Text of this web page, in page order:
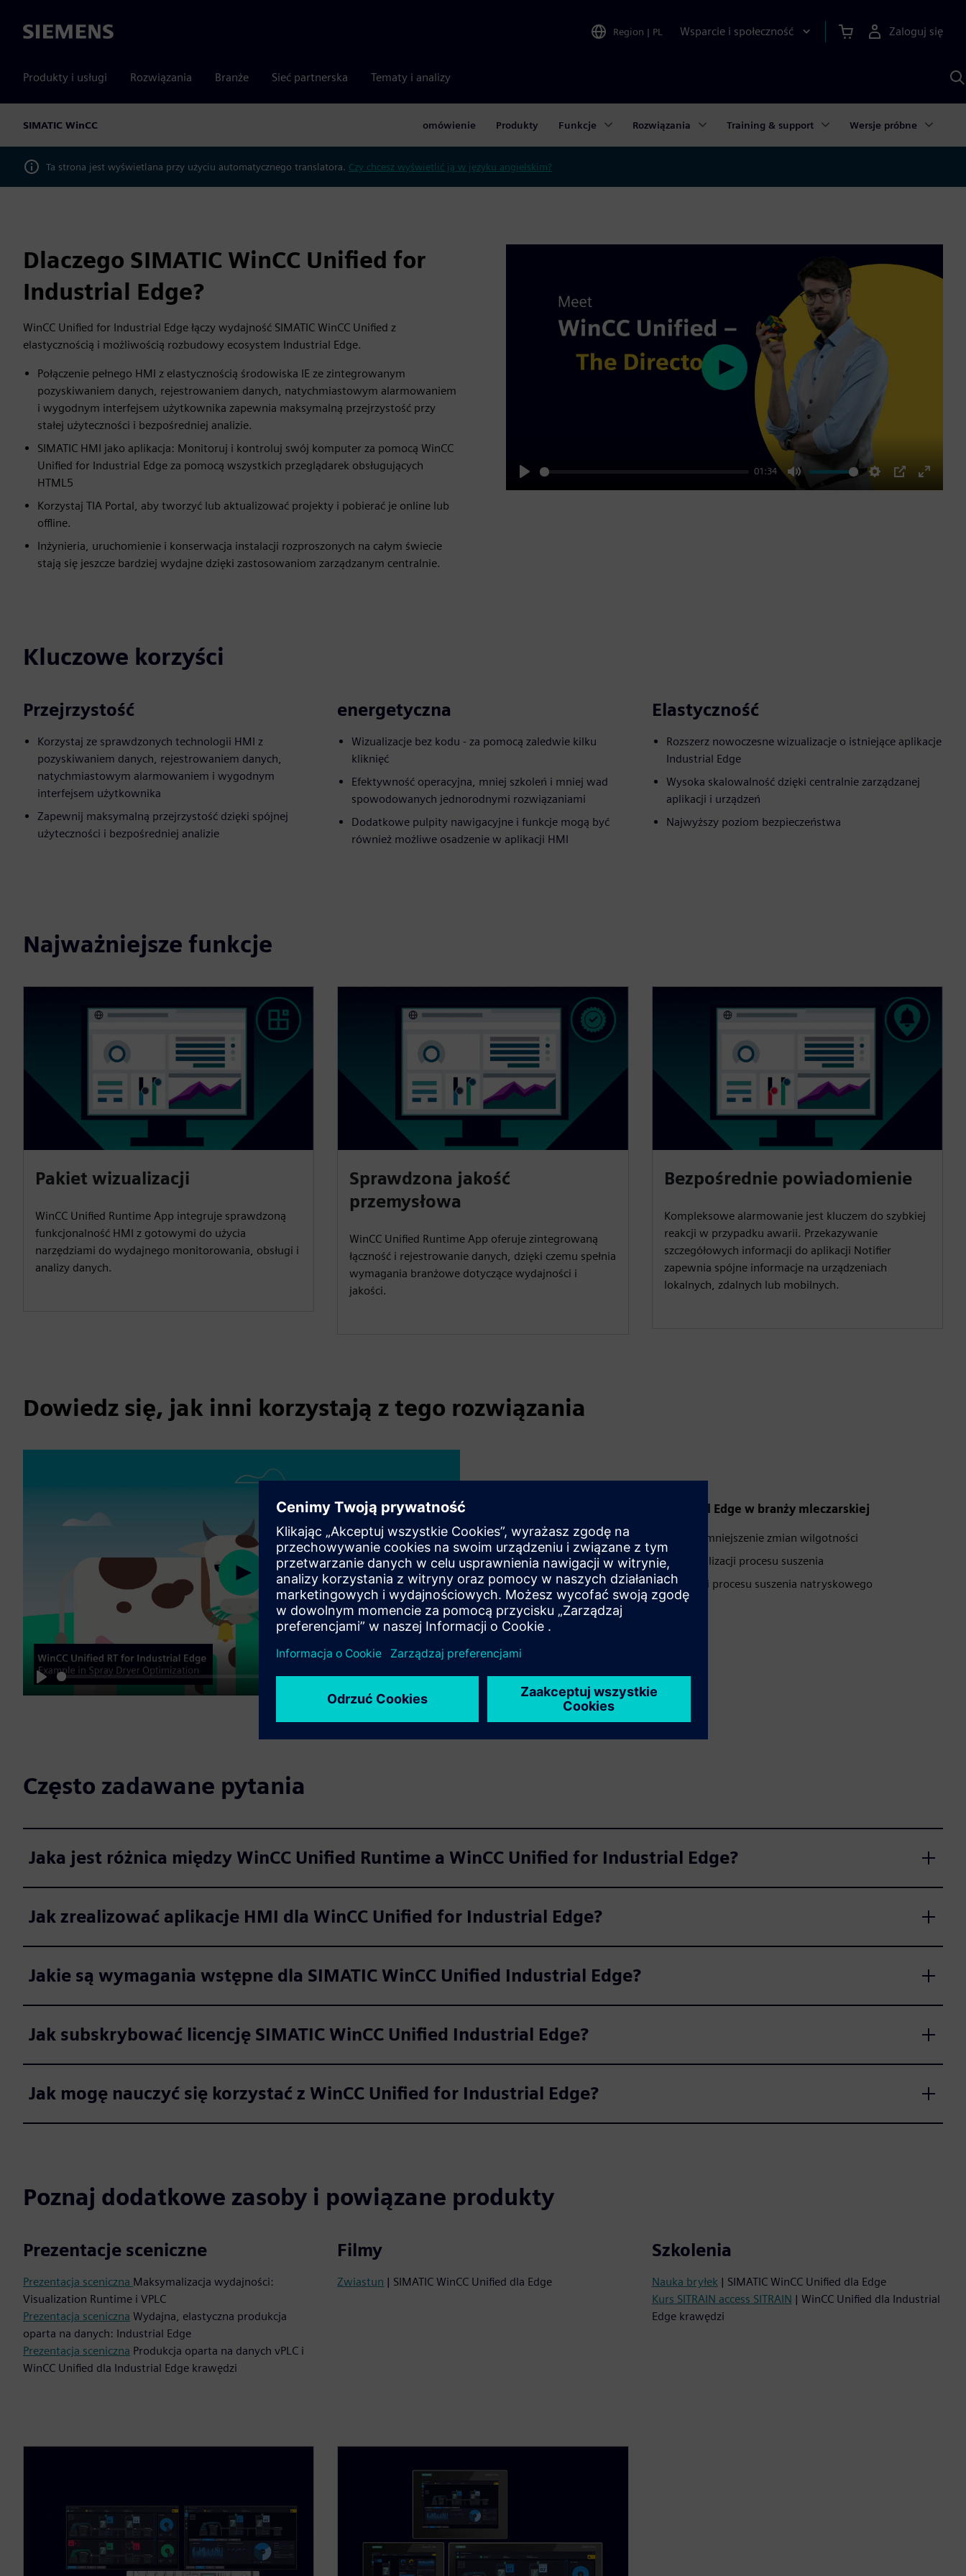
Siemens Region | PL Wsparcie i społeczność Zaloguj się
Produkty i usługi Rozwiązania Branże Sieć partnerska Tematy i analizy
SIMATIC WinCC omówienie Produkty Funkcje Rozwiązania Training & support Wersje próbne
Ta strona jest wyświetlana przy użyciu automatycznego translatora. Czy chcesz wyświetlić ją w języku angielskim?
Dlaczego SIMATIC WinCC Unified for
Industrial Edge?
WinCC Unified for Industrial Edge łączy wydajność SIMATIC WinCC Unified z
elastycznością i możliwością rozbudowy ecosystem Industrial Edge.
Połączenie pełnego HMI z elastycznością środowiska IE ze zintegrowanym
pozyskiwaniem danych, rejestrowaniem danych, natychmiastowym alarmowaniem
i wygodnym interfejsem użytkownika zapewnia maksymalną przejrzystość przy
stałej użyteczności i bezpośredniej analizie.
SIMATIC HMI jako aplikacja: Monitoruj i kontroluj swój komputer za pomocą WinCC
Unified for Industrial Edge za pomocą wszystkich przeglądarek obsługujących
HTML5
Korzystaj TIA Portal, aby tworzyć lub aktualizować projekty i pobierać je online lub
offline.
Inżynieria, uruchomienie i konserwacja instalacji rozproszonych na całym świecie
stają się jeszcze bardziej wydajne dzięki zastosowaniom zarządzanym centralnie.
Play
01:34
Mute Settings
PIP
Enter
Play
Kluczowe korzyści
Przejrzystość
Korzystaj ze sprawdzonych technologii HMI z
pozyskiwaniem danych, rejestrowaniem danych,
natychmiastowym alarmowaniem i wygodnym
interfejsem użytkownika
Zapewnij maksymalną przejrzystość dzięki spójnej
użyteczności i bezpośredniej analizie
energetyczna
Wizualizacje bez kodu - za pomocą zaledwie kilku
kliknięć
Efektywność operacyjna, mniej szkoleń i mniej wad
spowodowanych jednorodnymi rozwiązaniami
Dodatkowe pulpity nawigacyjne i funkcje mogą być
również możliwe osadzenie w aplikacji HMI
Elastyczność
Rozszerz nowoczesne wizualizacje o istniejące aplikacje
Industrial Edge
Wysoka skalowalność dzięki centralnie zarządzanej
aplikacji i urządzeń
Najwyższy poziom bezpieczeństwa
Najważniejsze funkcje
Pakiet wizualizacji
WinCC Unified Runtime App integruje sprawdzoną
funkcjonalność HMI z gotowymi do użycia
narzędziami do wydajnego monitorowania, obsługi i
analizy danych.
Sprawdzona jakość
przemysłowa
WinCC Unified Runtime App oferuje zintegrowaną
łączność i rejestrowanie danych, dzięki czemu spełnia
wymagania branżowe dotyczące wydajności i
jakości.
Bezpośrednie powiadomienie
Kompleksowe alarmowanie jest kluczem do szybkiej
reakcji w przypadku awarii. Przekazywanie
szczegółowych informacji do aplikacji Notifier
zapewnia spójne informacje na urządzeniach
lokalnych, zdalnych lub mobilnych.
Dowiedz się, jak inni korzystają z tego rozwiązania
Play
01:56
Mute Settings
PIP
Play
SIMATIC WinCC Unified for Industrial Edge w branży mleczarskiej
Lepsza jakość poprzez wcześniejsze zmniejszenie zmian wilgotności
Zwiększona wydajność dzięki optymalizacji procesu suszenia
Większa prędkość dzięki optymalizacji procesu suszenia natryskowego
Przeczytaj
Często zadawane pytania
Jaka jest różnica między WinCC Unified Runtime a WinCC Unified for Industrial Edge?
Jak zrealizować aplikacje HMI dla WinCC Unified for Industrial Edge?
Jakie są wymagania wstępne dla SIMATIC WinCC Unified Industrial Edge?
Jak subskrybować licencję SIMATIC WinCC Unified Industrial Edge?
Jak mogę nauczyć się korzystać z WinCC Unified for Industrial Edge?
Poznaj dodatkowe zasoby i powiązane produkty
Prezentacje sceniczne
Prezentacja sceniczna Maksymalizacja wydajności:
Visualization Runtime i VPLC
Prezentacja sceniczna Wydajna, elastyczna produkcja
oparta na danych: Industrial Edge
Prezentacja sceniczna Produkcja oparta na danych vPLC i
WinCC Unified dla Industrial Edge krawędzi
Filmy
Zwiastun | SIMATIC WinCC Unified dla Edge
Szkolenia
Nauka bryłek | SIMATIC WinCC Unified dla Edge
Kurs SITRAIN access SITRAIN | WinCC Unified dla Industrial
Edge krawędzi